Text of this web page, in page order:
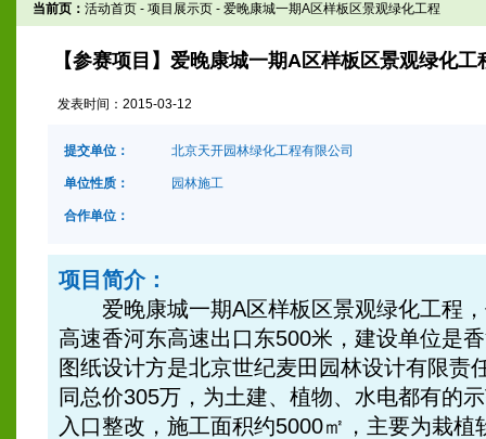
当前页： 活动首页 - 项目展示页 - 爱晚康城一期A区样板区景观绿化工程
【参赛项目】爱晚康城一期A区样板区景观绿化工
发表时间： 2015-03-12
提交单位： 北京天开园林绿化工程有限公司
单位性质： 园林施工
合作单位：
项目简介：
爱晚康城一期A区样板区景观绿化工程，
高速香河东高速出口东500米，建设单位是
图纸设计方是北京世纪麦田园林设计有限责
同总价305万，为土建、植物、水电都有的
入口整改，施工面积约5000㎡，主要为栽